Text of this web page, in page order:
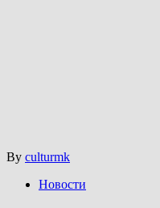
By culturmk
Новости